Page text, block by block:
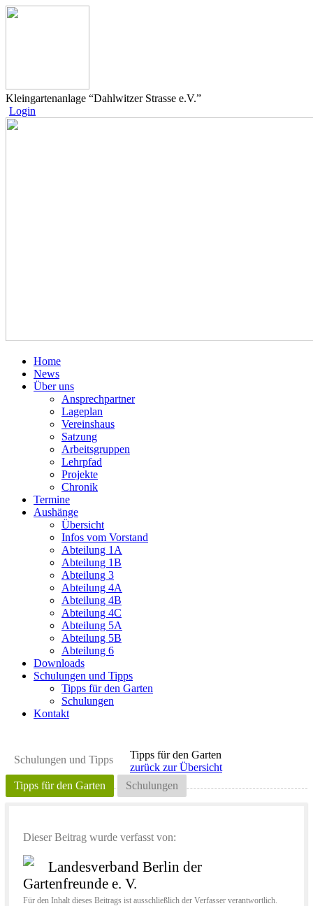
Kleingartenanlage “Dahlwitzer Strasse e.V.”
Login
Home
News
Über uns
Ansprechpartner
Lageplan
Vereinshaus
Satzung
Arbeitsgruppen
Lehrpfad
Projekte
Chronik
Termine
Aushänge
Übersicht
Infos vom Vorstand
Abteilung 1A
Abteilung 1B
Abteilung 3
Abteilung 4A
Abteilung 4B
Abteilung 4C
Abteilung 5A
Abteilung 5B
Abteilung 6
Downloads
Schulungen und Tipps
Tipps für den Garten
Schulungen
Kontakt
Schulungen und Tipps
Tipps für den Garten Schulungen
Tipps für den Garten
zurück zur Übersicht
Dieser Beitrag wurde verfasst von:
Landesverband Berlin der
Gartenfreunde e. V.
Für den Inhalt dieses Beitrags ist ausschließlich der Verfasser verantwortlich.